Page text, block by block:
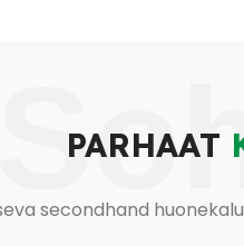
PARHAAT
secondhand